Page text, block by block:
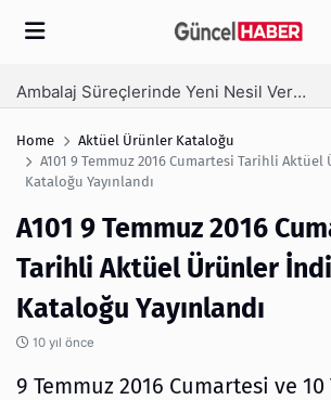
Ambalaj Süreçlerinde Yeni Nesil Verimliliği Olimpack ile Yakalayın
Home
Aktüel Ürünler Kataloğu
A101 9 Temmuz 2016 Cumartesi Tarihli
Kataloğu Yayınlandı
A101 9 Temmuz 2016
Tarihli Aktüel Ürünler
Kataloğu Yayınlandı
10 yıl önce
9 Temmuz 2016 Cumartesi ve 10